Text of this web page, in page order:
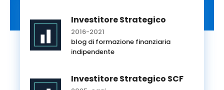
Investitore Strategico
2016-2021
blog di formazione finanziaria
indipendente
Investitore Strategico SCF